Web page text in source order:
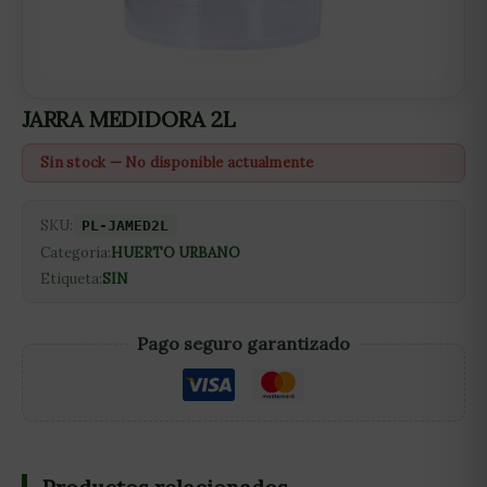
JARRA MEDIDORA 2L
Sin stock — No disponible actualmente
SKU: PL-JAMED2L
Categoría:HUERTO URBANO
Etiqueta:SIN
Pago seguro garantizado